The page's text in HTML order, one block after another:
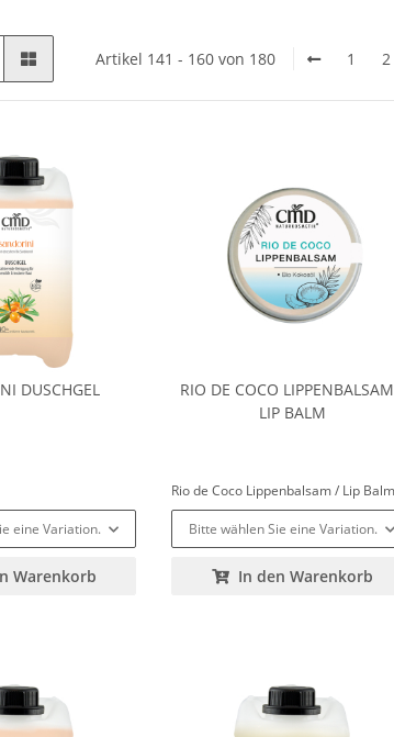
Artikel 141 - 160 von 180 1 2
DUSCHGEL
eine Variation.
Warenkorb
RIO DE COCO
LIP BALM
Rio de Coco Lippenbalsam / Lip Balm
Bitte wählen Sie eine Variation.
In den Warenkorb